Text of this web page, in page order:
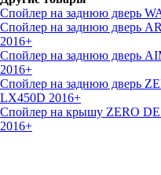
Спойлер на заднюю дверь
Спойлер на заднюю дверь
2016+
Спойлер на заднюю дверь
2016+
Спойлер на заднюю дверь
LX450D 2016+
Спойлер на крышу ZERO
2016+